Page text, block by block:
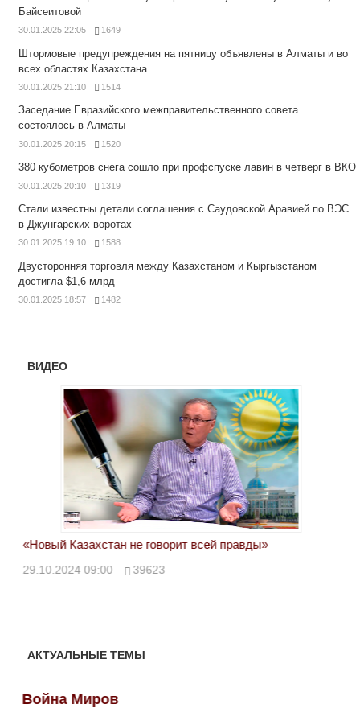
Байсеитовой
30.01.2025 22:05 1649
Штормовые предупреждения на пятницу объявлены в Алматы и во
всех областях Казахстана
30.01.2025 21:10 1514
Заседание Евразийского межправительственного совета
состоялось в Алматы
30.01.2025 20:15 1520
380 кубометров снега сошло при профспуске лавин в четверг в ВКО
30.01.2025 20:10 1319
Стали известны детали соглашения с Саудовской Аравией по ВЭС
в Джунгарских воротах
30.01.2025 19:10 1588
Двусторонняя торговля между Казахстаном и Кыргызстаном
достигла $1,6 млрд
30.01.2025 18:57 1482
ВИДЕО
«Новый Казахстан не говорит всей правды»
29.10.2024 09:00 39623
АКТУАЛЬНЫЕ ТЕМЫ
Война Миров